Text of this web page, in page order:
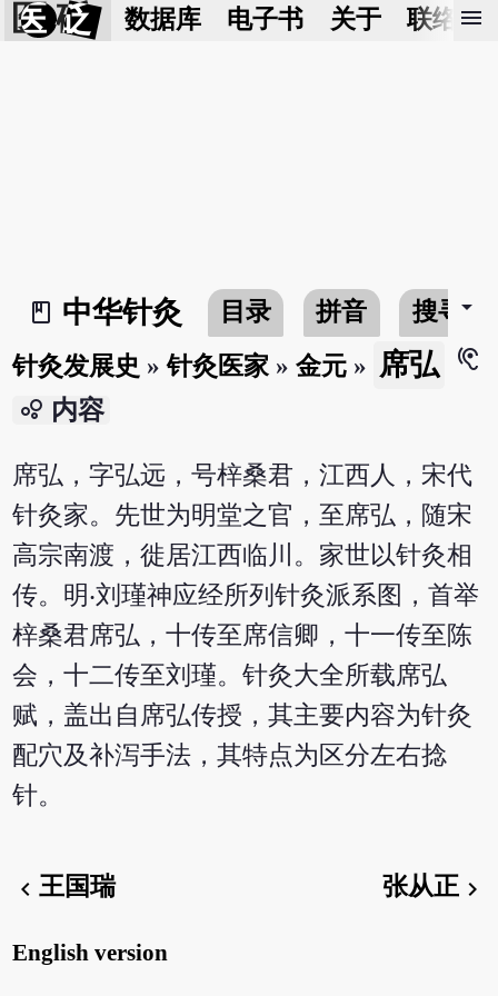
医 砭 数据库 电子书 关于 联络我
menu
book_2
中华针灸 目录 拼音 搜寻arrow_drop_down
针灸发展史 »针灸医家 »金元 » 席弘
hearing
bubble_chart 内容
席弘，字弘远，号梓桑君，江西人，宋代
针灸家。先世为明堂之官，至席弘，随宋
高宗南渡，徙居江西临川。家世以针灸相
传。明‧刘瑾神应经所列针灸派系图，首举
梓桑君席弘，十传至席信卿，十一传至陈
会，十二传至刘瑾。针灸大全所载席弘
赋，盖出自席弘传授，其主要内容为针灸
配穴及补泻手法，其特点为区分左右捻
针。
chevron_left王国瑞 张从正chevron_right
English version